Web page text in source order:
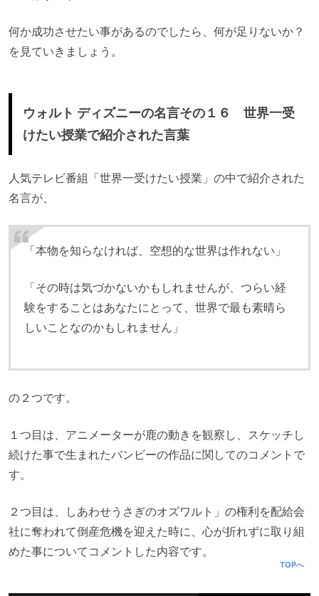
何か成功させたい事があるのでしたら、何が足りないか？
を見ていきましょう。
ウォルト ディズニーの名言その１６ 世界一受
けたい授業で紹介された言葉
人気テレビ番組「世界一受けたい授業」の中で紹介された
名言が、
「本物を知らなければ、空想的な世界は作れない」
「その時は気づかないかもしれませんが、つらい経
験をすることはあなたにとって、世界で最も素晴ら
しいことなのかもしれません」
の２つです。
１つ目は、アニメーターが鹿の動きを観察し、スケッチし
続けた事で生まれたバンビーの作品に関してのコメントで
す。
２つ目は、しあわせうさぎのオズワルト」の権利を配給会
社に奪われて倒産危機を迎えた時に、心が折れずに取り組
めた事についてコメントした内容です。
TOPへ